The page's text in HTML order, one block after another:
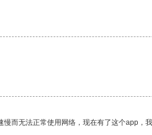
而无法正常使用网络，现在有了这个app，我